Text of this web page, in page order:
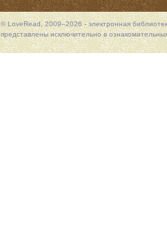
© LoveRead, 2009–2026 - электронная
представлены исключительно в